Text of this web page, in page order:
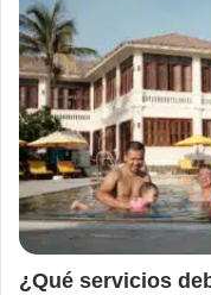
¿Qué servicios